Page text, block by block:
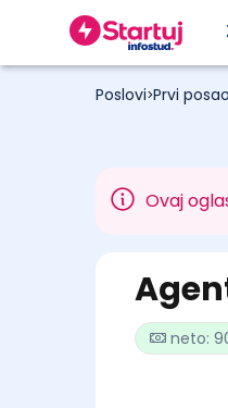
Poslovi>Prvi posao
Ovaj
neto: